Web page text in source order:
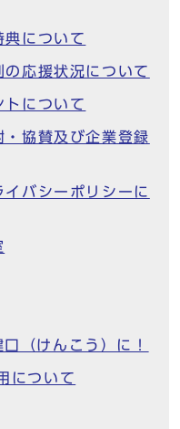
について
応援状況について
について
協賛及び企業登録
イバシーポリシーに
（けんこう）に！
について